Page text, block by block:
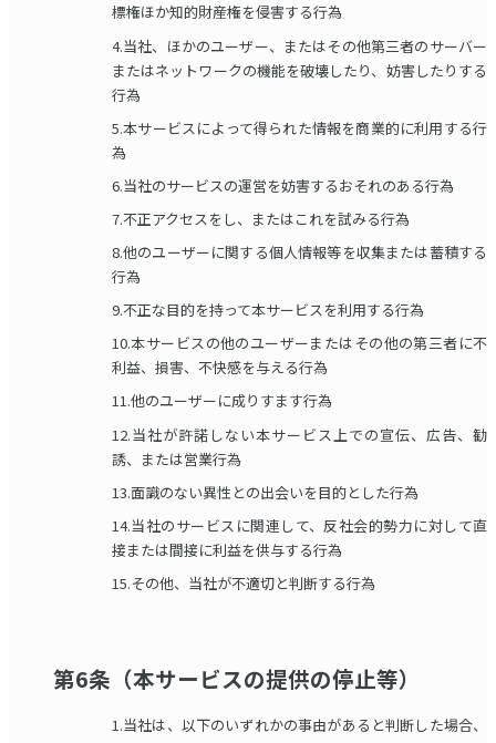
標権ほか知的財産権を侵害する行為
4.当社、ほかのユーザー、またはその他第三者のサーバー
またはネットワークの機能を破壊したり、妨害したりする
行為
5.本サービスによって得られた情報を商業的に利用する行
為
6.当社のサービスの運営を妨害するおそれのある行為
7.不正アクセスをし、またはこれを試みる行為
8.他のユーザーに関する個人情報等を収集または蓄積する
行為
9.不正な目的を持って本サービスを利用する行為
10.本サービスの他のユーザーまたはその他の第三者に不
利益、損害、不快感を与える行為
11.他のユーザーに成りすます行為
12.当社が許諾しない本サービス上での宣伝、広告、勧
誘、または営業行為
13.面識のない異性との出会いを目的とした行為
14.当社のサービスに関連して、反社会的勢力に対して直
接または間接に利益を供与する行為
15.その他、当社が不適切と判断する行為
第6条（本サービスの提供の停止等）
1.当社は、以下のいずれかの事由があると判断した場合、